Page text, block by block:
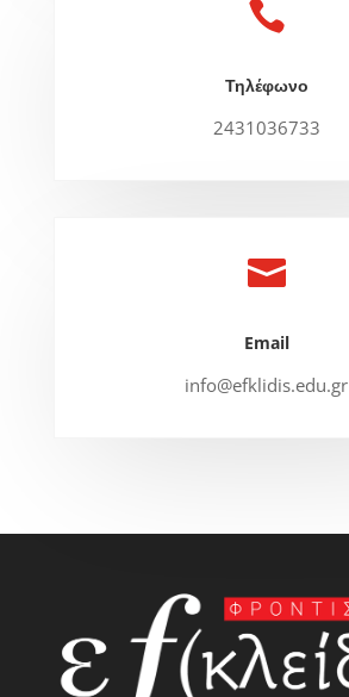

Τηλέφωνο
2431036733

Email
info@efklidis.edu.gr